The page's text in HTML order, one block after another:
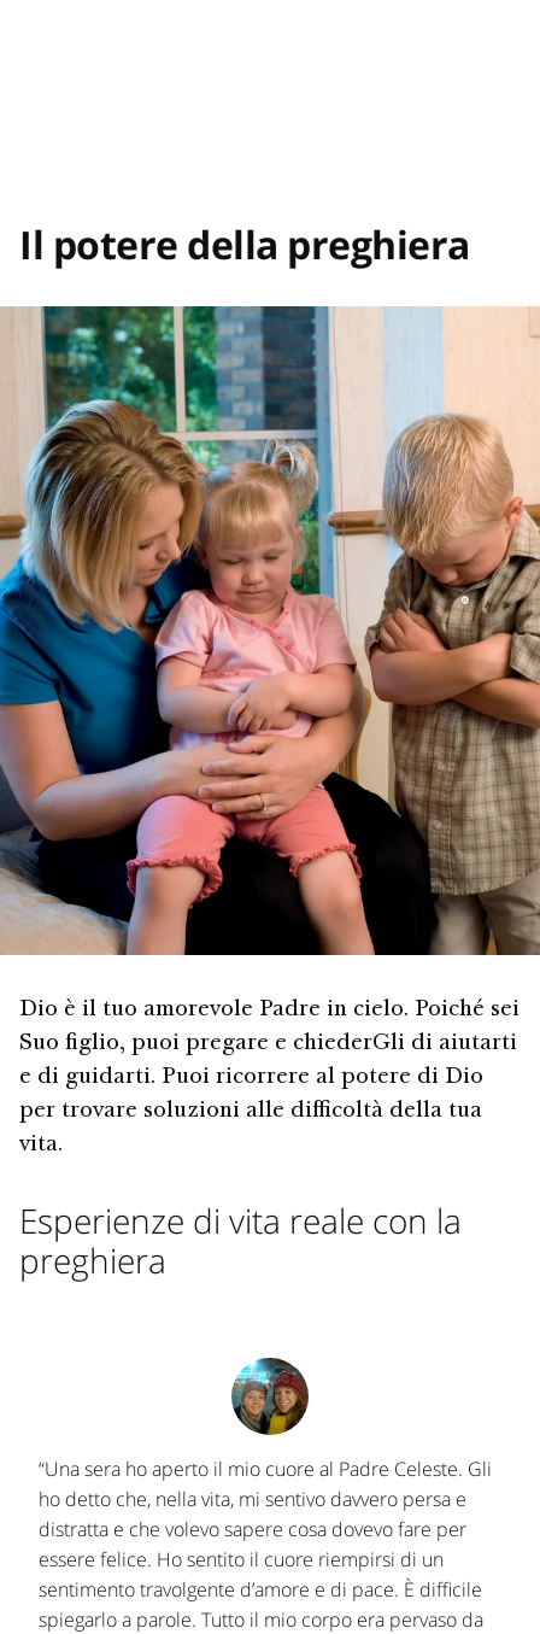
Il potere della preghiera
Dio è il tuo amorevole Padre in cielo. Poiché sei
Suo figlio, puoi pregare e chiederGli di aiutarti
e di guidarti. Puoi ricorrere al potere di Dio
per trovare soluzioni alle difficoltà della tua
vita.
Esperienze di vita reale con la
preghiera
“Una sera ho aperto il mio cuore al Padre Celeste. Gli
ho detto che, nella vita, mi sentivo davvero persa e
distratta e che volevo sapere cosa dovevo fare per
essere felice. Ho sentito il cuore riempirsi di un
sentimento travolgente d’amore e di pace. È difficile
spiegarlo a parole. Tutto il mio corpo era pervaso da